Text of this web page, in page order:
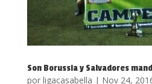
Son Borussia y Salvadores
por ligacasabella | Nov 24,